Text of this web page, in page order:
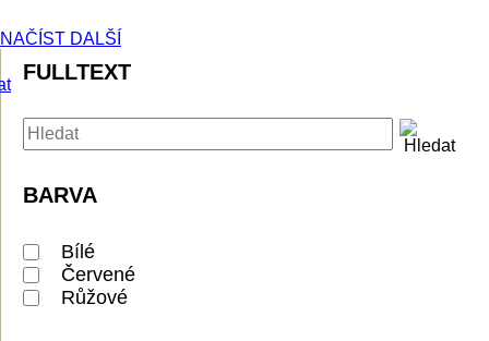
NAČÍST DALŠÍ
FULLTEXT
BARVA
Bílé
Červené
Růžové